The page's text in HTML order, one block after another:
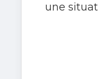
une